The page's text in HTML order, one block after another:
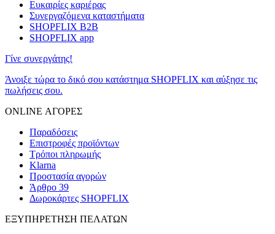
Ευκαιρίες καριέρας
Συνεργαζόμενα καταστήματα
SHOPFLIX B2B
SHOPFLIX app
Γίνε συνεργάτης!
Άνοιξε τώρα το δικό σου κατάστημα SHOPFLIX και αύξησε τις
πωλήσεις σου.
ONLINE ΑΓΟΡΕΣ
Παραδόσεις
Επιστροφές προϊόντων
Τρόποι πληρωμής
Klarna
Προστασία αγορών
Άρθρο 39
Δωροκάρτες SHOPFLIX
ΕΞΥΠΗΡΕΤΗΣΗ ΠΕΛΑΤΩΝ